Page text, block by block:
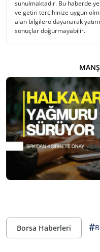
sunulmaktadır. Bu haberde
ve getiri tercihinize uygun
alan bilgilere dayanarak
sonuçlar doğurmayabilir.
Borsa Haberleri #